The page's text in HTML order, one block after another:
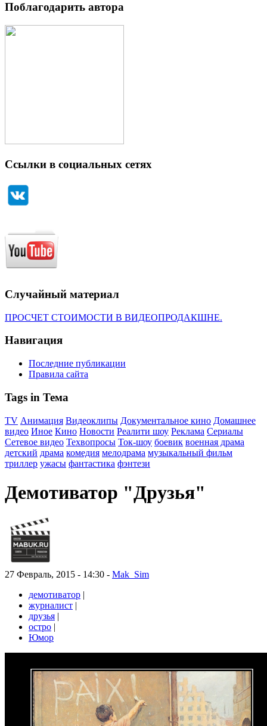
Поблагодарить автора
Ссылки в социальных сетях
Случайный материал
ПРОСЧЕТ СТОИМОСТИ В ВИДЕОПРОДАКШНЕ.
Навигация
Последние публикации
Правила сайта
Tags in Тема
TV Анимация Видеоклипы Документальное кино Домашнее
видео Иное Кино Новости Реалити шоу Реклама Сериалы
Сетевое видео Техвопросы Ток-шоу боевик военная драма
детский драма комедия мелодрама музыкальный фильм
триллер ужасы фантастика фэнтези
Демотиватор "Друзья"
27 Февраль, 2015 - 14:30 - Mak_Sim
демотиватор |
журналист |
друзья |
остро |
Юмор